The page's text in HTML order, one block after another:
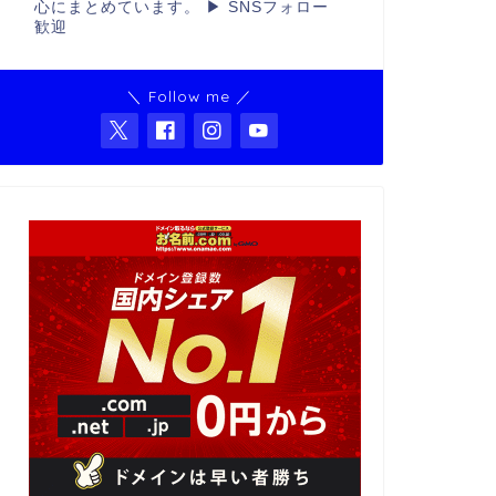
心にまとめています。 ▶ SNSフォロー
歓迎
＼ Follow me ／